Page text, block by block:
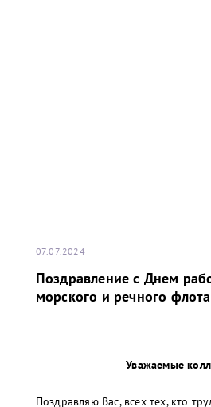
07.07.2024
Поздравление с Днем
морского и речного
Уважаемые
Поздравляю Вас, всех тех, кто